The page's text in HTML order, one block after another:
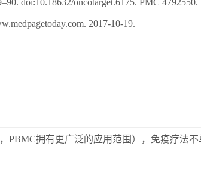
doi:10.18632/oncotarget.6175. PMC 4792550.
2017-10-19.
PBMC拥有更广泛的应用范围），免疫疗法不